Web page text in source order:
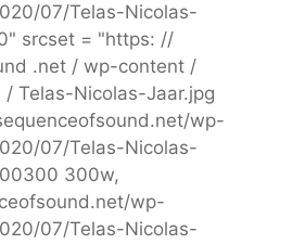
07/Telas-Nicolas-
srcset = "https: //
.net / wp-content /
Telas-Nicolas-Jaar.jpg
wp-
07/Telas-Nicolas-
300w,
wp-
07/Telas-Nicolas-